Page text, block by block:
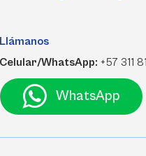
Llámanos
Celular/WhatsApp: +57 311
WhatsApp